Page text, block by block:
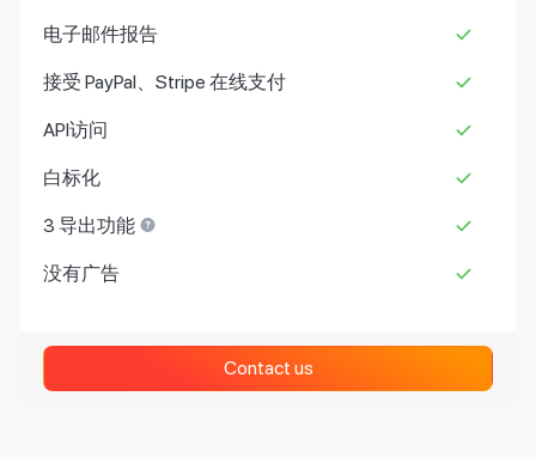
电子邮件报告
接受 PayPal、Stripe 在线支付
API访问
白标化
3 导出功能
没有广告
Contact us